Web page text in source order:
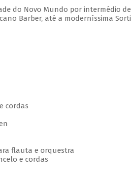
do Novo Mundo por intermédio
Barber, até a moderníssima
cordas
flauta e orquestra
e cordas